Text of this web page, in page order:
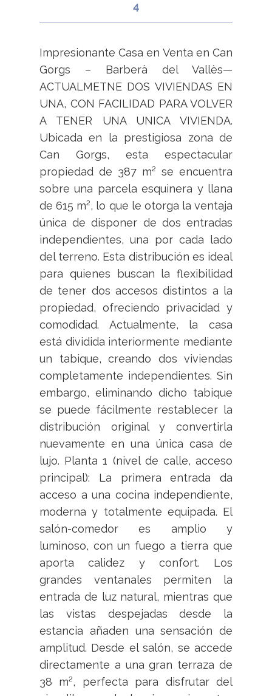
4
Impresionante Casa en Venta en Can
Gorgs – Barberà del Vallès—
ACTUALMETNE DOS VIVIENDAS EN
UNA, CON FACILIDAD PARA VOLVER
A TENER UNA UNICA VIVIENDA.
Ubicada en la prestigiosa zona de
Can Gorgs, esta espectacular
propiedad de 387 m² se encuentra
sobre una parcela esquinera y llana
de 615 m², lo que le otorga la ventaja
única de disponer de dos entradas
independientes, una por cada lado
del terreno. Esta distribución es ideal
para quienes buscan la flexibilidad
de tener dos accesos distintos a la
propiedad, ofreciendo privacidad y
comodidad. Actualmente, la casa
está dividida interiormente mediante
un tabique, creando dos viviendas
completamente independientes. Sin
embargo, eliminando dicho tabique
se puede fácilmente restablecer la
distribución original y convertirla
nuevamente en una única casa de
lujo. Planta 1 (nivel de calle, acceso
principal): La primera entrada da
acceso a una cocina independiente,
moderna y totalmente equipada. El
salón-comedor es amplio y
luminoso, con un fuego a tierra que
aporta calidez y confort. Los
grandes ventanales permiten la
entrada de luz natural, mientras que
las vistas despejadas desde la
estancia añaden una sensación de
amplitud. Desde el salón, se accede
directamente a una gran terraza de
38 m², perfecta para disfrutar del